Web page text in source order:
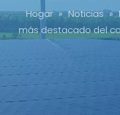
Hogar » Noticias »
más destacado del